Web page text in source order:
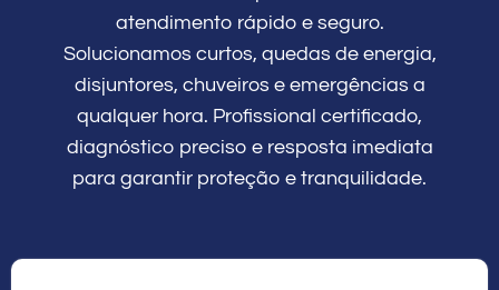
atendimento rápido e seguro.
Solucionamos curtos, quedas de energia,
disjuntores, chuveiros e emergências a
qualquer hora. Profissional certificado,
diagnóstico preciso e resposta imediata
para garantir proteção e tranquilidade.